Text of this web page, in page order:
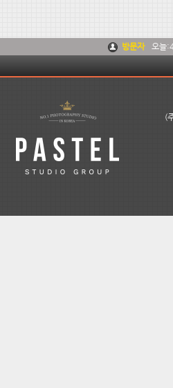
방문자 오늘:
(